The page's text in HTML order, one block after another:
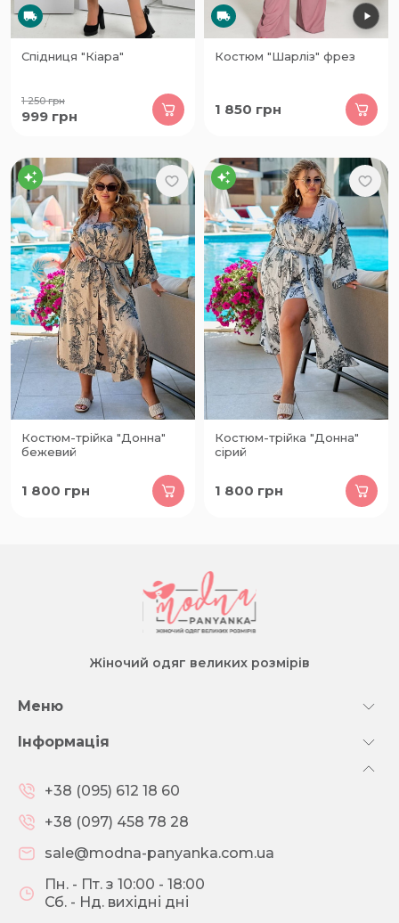
Спідниця "Кіара"
1 250грн
999 грн
Костюм "Шарліз" фрез
1 850 грн
Костюм-трійка "Донна"
бежевий
1 800 грн
Костюм-трійка "Донна"
сірий
1 800 грн
Жіночий одяг великих розмірів
Меню
Інформація
+38 (095) 612 18 60
+38 (097) 458 78 28
sale@modna-panyanka.com.ua
Пн. - Пт. з 10:00 - 18:00
Сб. - Нд. вихідні дні